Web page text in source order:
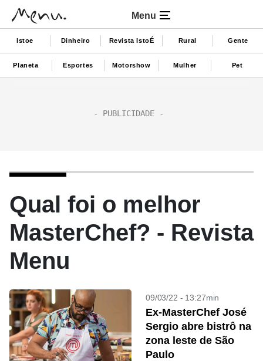
Menu
Istoe Dinheiro Revista IstoÉ Rural Gente
Planeta Esportes Motorshow Mulher Pet
Qual foi o melhor
MasterChef? - Revista
Menu
09/03/22 - 13:27min
Ex-MasterChef José
Sergio abre bistrô na
zona leste de São
Paulo